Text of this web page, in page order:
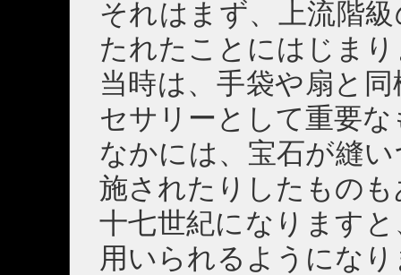
それはまず、上流階
たれたことにはじま
当時は、手袋や扇と
セサリーとして重要
なかには、宝石が縫
施されたりしたもの
十七世紀になります
用いられるようにな